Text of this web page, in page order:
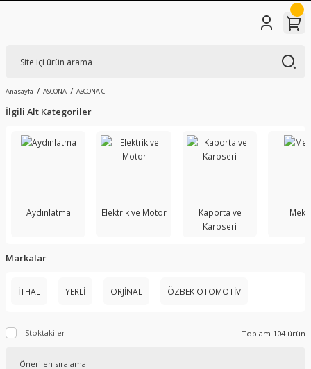
Anasayfa ASCONA ASCONA C
İlgili Alt Kategoriler
Aydınlatma Elektrik ve Motor
Kaporta ve
Karoseri
Markalar
İTHAL YERLİ ORJİNAL ÖZBEK OTOMOTİV
Stoktakiler Toplam 104 ürün